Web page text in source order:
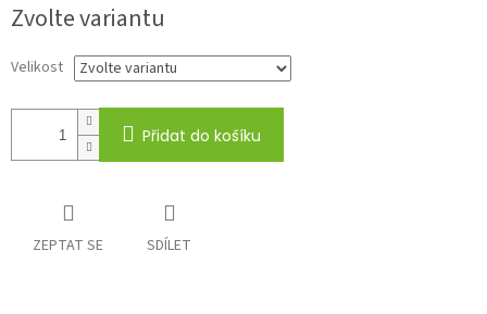
cena:
Zvolte variantu
Velikost
Přidat do košíku
ZEPTAT SE SDÍLET